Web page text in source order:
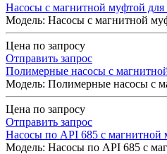
Насосы с магнитной муфтой для
Модель: Насосы с магнитной
Цена по запросу
Отправить запрос
Полимерные насосы с
Модель: Полимерные насосы с
Цена по запросу
Отправить запрос
Насосы по API 685 с магнитной
Модель: Насосы по API 685 с